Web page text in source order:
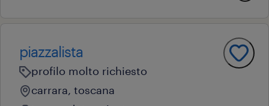
piazzalista
profilo molto richiesto
carrara, toscana